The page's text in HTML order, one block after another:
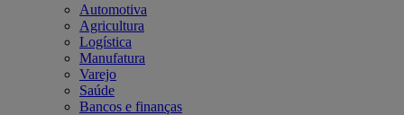
Automotiva
Agricultura
Logística
Manufatura
Varejo
Saúde
Bancos e finanças